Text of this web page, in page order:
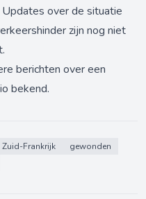
over de situatie
zijn nog niet
berichten over een
bekend.
Zuid-Frankrijk
gewonden